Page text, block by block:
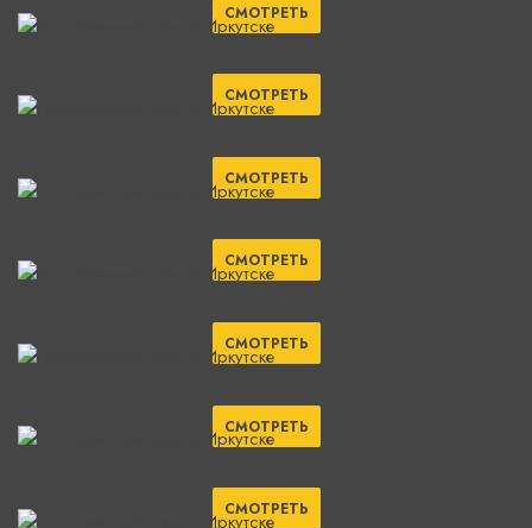
СМОТРЕТЬ
СМОТРЕТЬ
СМОТРЕТЬ
СМОТРЕТЬ
СМОТРЕТЬ
СМОТРЕТЬ
СМОТРЕТЬ